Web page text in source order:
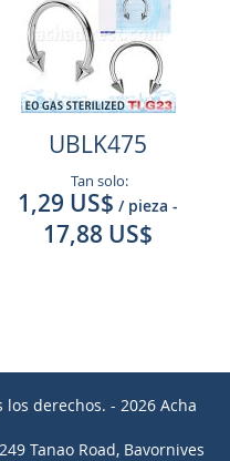
UBLK475
Tan solo:
1,29 US$ / pieza -
17,88 US$
derechos. - 2026 Acha
Tanao Road, Bavornives